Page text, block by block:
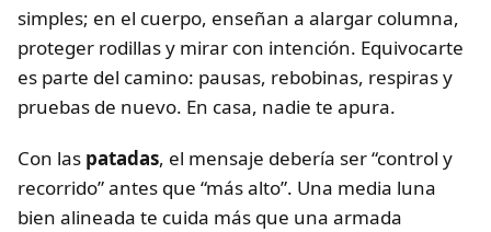
simples; en el cuerpo, enseñan a alargar columna,
proteger rodillas y mirar con intención. Equivocarte
es parte del camino: pausas, rebobinas, respiras y
pruebas de nuevo. En casa, nadie te apura.
Con las patadas, el mensaje debería ser “control y
recorrido” antes que “más alto”. Una media luna
bien alineada te cuida más que una armada